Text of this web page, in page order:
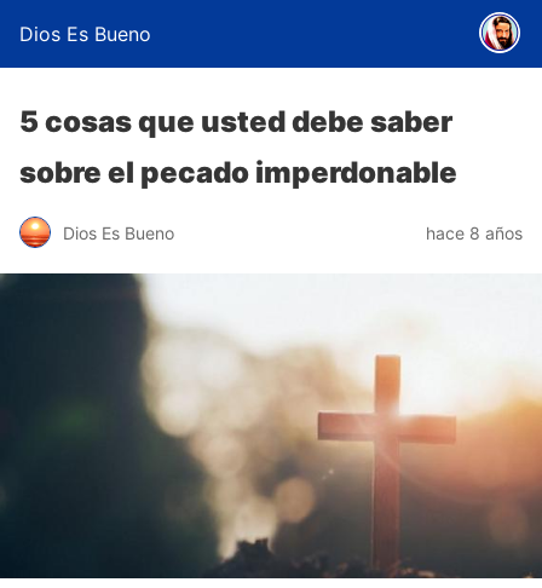
Dios Es Bueno
5 cosas que usted debe saber
sobre el pecado imperdonable
Dios Es Bueno hace 8 años